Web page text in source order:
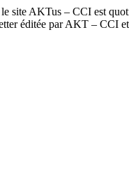
site AKTus – CCI est
éditée par AKT – CCI